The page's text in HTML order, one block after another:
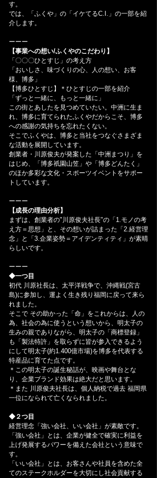
す。
では、「ふくや」の「イケてるC.I.」の一部を紹
介します。
ーーー
【事業への想い/ふくやのこだわり】
「〇〇〇ひとすじ」の考え方
「おいしさ、味づくりの心、人の想い、お客
様、博多」
【博多ひとすじ】＊ひとすじの一部を紹介
「ずっと一緒に、もっと一緒に」
この街とあしたを見つめていたい。中洲に生ま
れ、博多に育てられたふくやだからこそ、博多
への感謝の気持ちを忘れたくない。
そこでふくやは、博多と当社をつなぐさまざま
な活動を展開しています。
創業者・川原俊夫が発案した「中洲まつり」を
はじめ、「博多祇園山笠」や「博多どんたく」
のほか多彩な文化・スポーツイベントをサポー
トしています。
ーーー
【成長の理由分析】
まずは、創業者の"川原俊夫社長"の「1.モノの考
え方＝思想」と、その想いが詰まった「2.経営理
念」と「3.企業姿勢＝アイデンティティ」が素晴
らしいです。
ーーー
◆一つ目
初代 川原社長は、太平洋戦争で、沖縄戦(宮古
島)に参加し、運よく生き残り福岡に戻って来ら
れました。
そこで その助かった「命」をこれからは、人の
為、社会の為に使うという想いから、明太子の
生みの親でありながら、明太子の「商標登録」
も「製法特許」を取らずに皆が参入できるよう
にして明太子(約1.400億市場)を博多を代表する
特産品に育てた点です。
＊この明太子の誕生秘話が、映画や舞台とな
り、企業ブランド効果は絶大だと思います。
＊また 川原俊夫社長は、個人納税で過去 福岡県
一位になられて亡くなられました。
◆２つ目
経営理念「強い会社、いい会社」が素敵です。
「強い会社」とは、企業が健全で確実に利益を
上げ発展するパワーを備えた会社という意味で
す。
「いい会社」とは、お客さんや社員を含めた全
てのステークホルダーを大切にし社会貢献する